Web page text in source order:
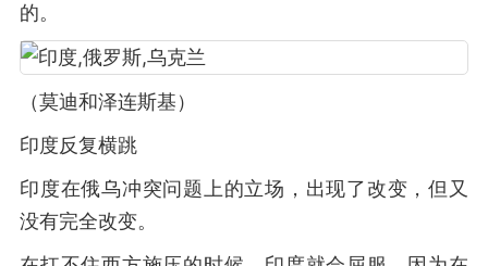
的。
（莫迪和泽连斯基）
印度反复横跳
印度在俄乌冲突问题上的立场，出现了改变，但又
没有完全改变。